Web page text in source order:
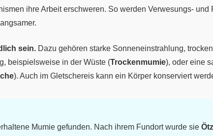
ihre Arbeit erschweren. So werden Verwesungs- und
sein. Dazu gehören starke Sonneneinstrahlung,
beispielsweise in der Wüste (Trockenmumie), oder eine
). Auch im Gletschereis kann ein Körper konserviert
Mumie gefunden. Nach ihrem Fundort wurde sie